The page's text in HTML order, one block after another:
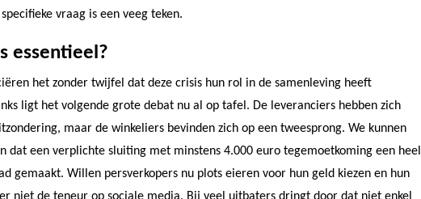
vraag is een veeg teken.
essentieel?
het zonder twijfel dat deze crisis hun rol in de samenleving heeft
ligt het volgende grote debat nu al op tafel. De leveranciers hebben zich
maar de winkeliers bevinden zich op een tweesprong. We kunnen
dat een verplichte sluiting met minstens 4.000 euro tegemoetkoming een heel
gemaakt. Willen persverkopers nu plots eieren voor hun geld kiezen en hun